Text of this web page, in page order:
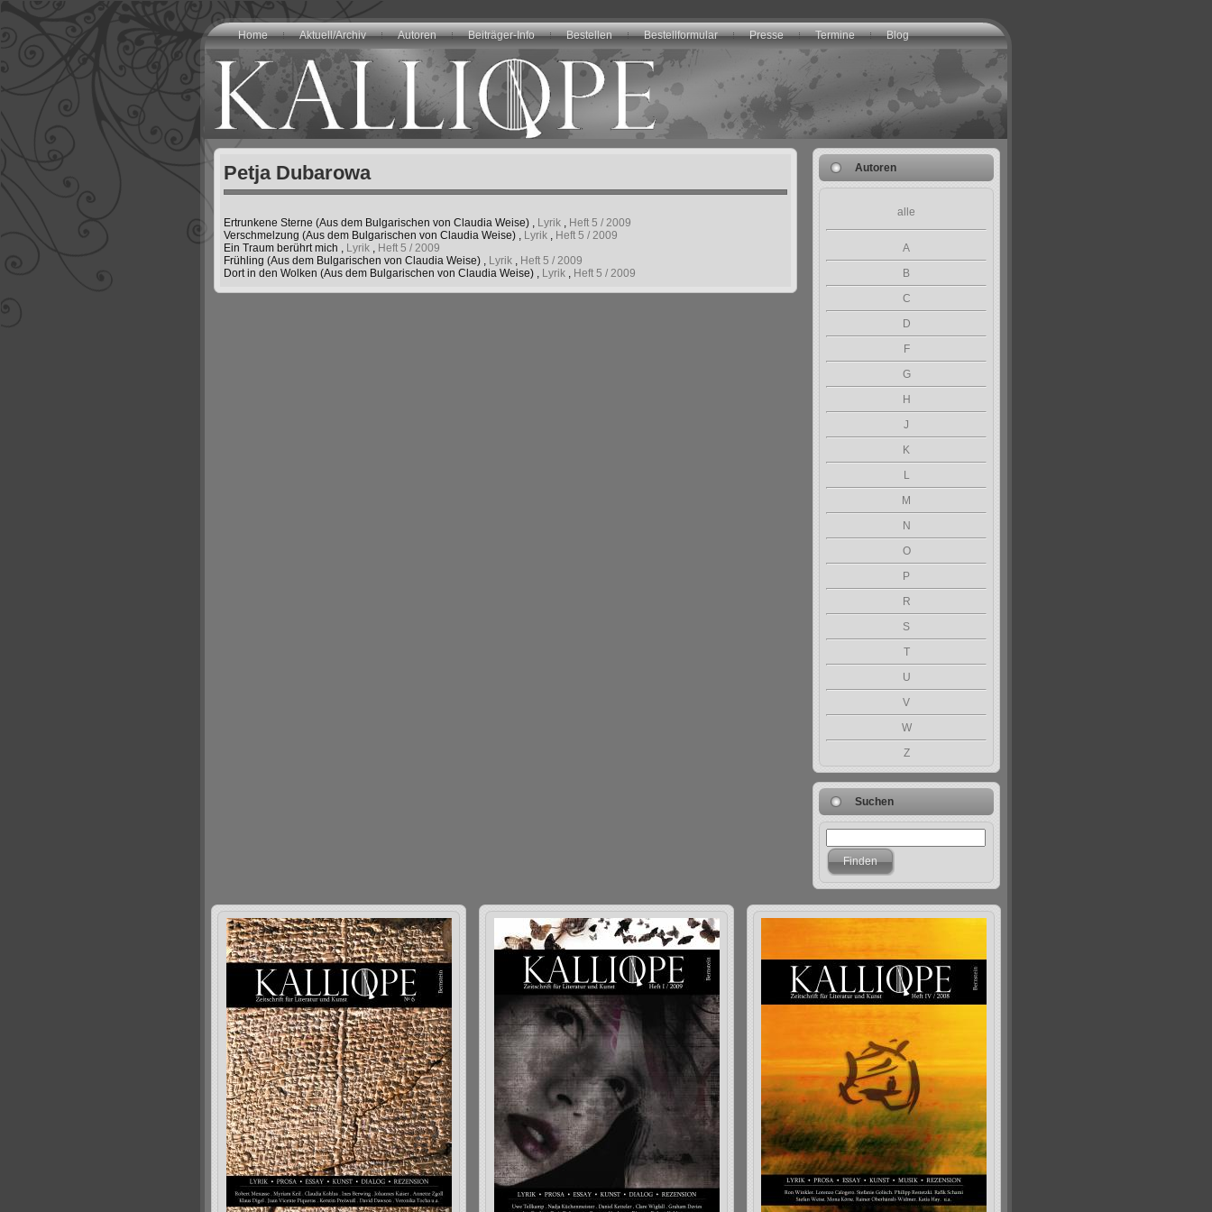
Home Aktuell/Archiv Autoren Beiträger-Info Bestellen Bestellformular Presse Termine Blog
Petja Dubarowa
Ertrunkene Sterne (Aus dem Bulgarischen von Claudia Weise) Lyrik Heft 5 / 2009
Verschmelzung (Aus dem Bulgarischen von Claudia Weise)
Lyrik Heft 5 / 2009
Ein Traum berührt mich
Lyrik Heft 5 / 2009
Frühling (Aus dem Bulgarischen von Claudia Weise)
Lyrik Heft 5 / 2009
Dort in den Wolken (Aus dem Bulgarischen von Claudia Weise)
Lyrik Heft 5 / 2009
Autoren
alle
A
B
C
D
F
G
H
J
K
L
M
N
O
P
R
S
T
U
V
W
Z
Suchen
Finden